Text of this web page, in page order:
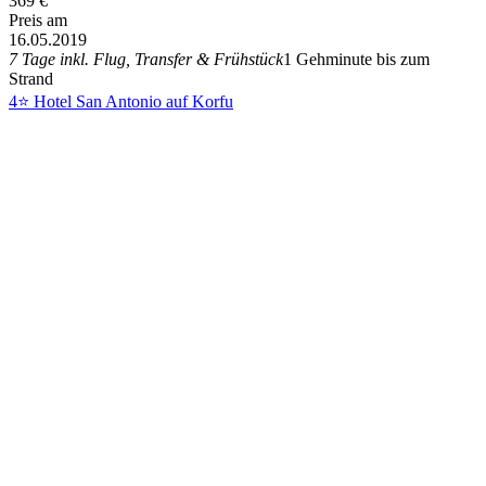
Preis am
16.05.2019
7 Tage inkl. Flug, Transfer & Frühstück1 Gehminute bis zum
Strand
4⭐ Hotel San Antonio auf Korfu